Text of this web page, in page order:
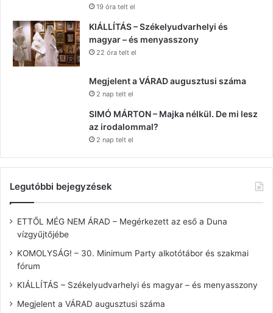
19 óra telt el
KIÁLLÍTÁS – Székelyudvarhelyi és
magyar – és menyasszony
22 óra telt el
Megjelent a VÁRAD augusztusi száma
2 nap telt el
SIMÓ MÁRTON – Majka nélkül. De mi lesz
az irodalommal?
2 nap telt el
Legutóbbi bejegyzések
ETTŐL MÉG NEM ÁRAD – Megérkezett az eső a Duna
vízgyűjtőjébe
KOMOLYSÁG! – 30. Minimum Party alkotótábor és szakmai
fórum
KIÁLLÍTÁS – Székelyudvarhelyi és magyar – és menyasszony
Megjelent a VÁRAD augusztusi száma